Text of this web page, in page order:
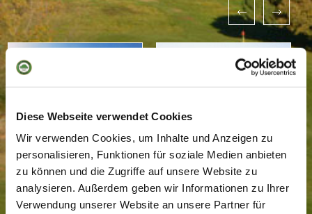
Diese Webseite verwendet Cookies
Wir verwenden Cookies, um Inhalte und Anzeigen zu
personalisieren, Funktionen für soziale Medien anbieten
zu können und die Zugriffe auf unsere Website zu
analysieren. Außerdem geben wir Informationen zu Ihrer
Verwendung unserer Website an unsere Partner für